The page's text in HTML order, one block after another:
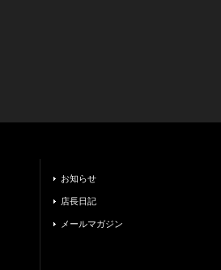
お知らせ
店長日記
メールマガジン